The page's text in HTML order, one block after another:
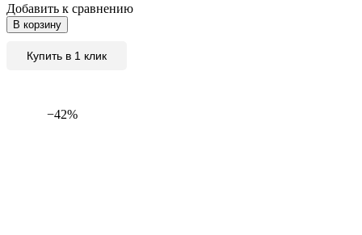
Добавить к сравнению
В корзину
Купить в 1 клик
−42%